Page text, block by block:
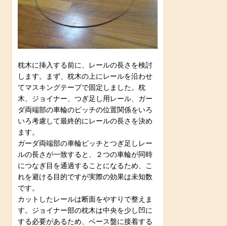
枕木に挿入する前に、レールの長さを検討
します。まず、枕木の上にレールを沿わせ
てマスキングテープで固定しました。枕
木、ジョイナー、つぎ足し用レール、ガー
ダ両端部の車輪のピッチの位置関係をいろ
いろ考慮して最終的にレールの長さを決め
ます。
ガーダ両端部の車輪ピッチとつぎ足しレー
ルの長さが一致すると、２つの車輪が同時
につなぎ目を通過することになるため、こ
れを避ける目的ですが実際の効果は未知数
です。
カットしたレールは断面をやすりで整えま
す。ジョイナー部の枕木は中央を少し凹に
する必要があるため、ベース盤に接着する